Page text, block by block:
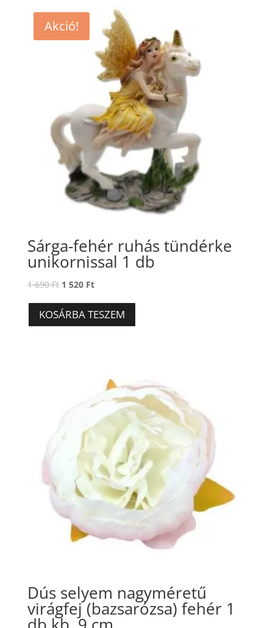
Akció!
Sárga-fehér ruhás tündérke
unikornissal 1 db
1 690Ft Original
was:
1
1 520 FtCurrent
is:
1
KOSÁRBA TESZEM
Dús selyem nagyméretű
virágfej (bazsarózsa) fehér 1